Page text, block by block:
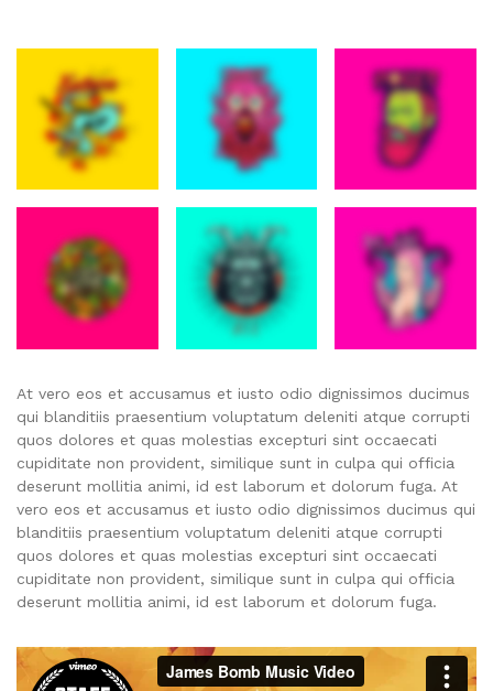
At vero eos et accusamus et iusto odio dignissimos ducimus
qui blanditiis praesentium voluptatum deleniti atque corrupti
quos dolores et quas molestias excepturi sint occaecati
cupiditate non provident, similique sunt in culpa qui officia
deserunt mollitia animi, id est laborum et dolorum fuga. At
vero eos et accusamus et iusto odio dignissimos ducimus qui
blanditiis praesentium voluptatum deleniti atque corrupti
quos dolores et quas molestias excepturi sint occaecati
cupiditate non provident, similique sunt in culpa qui officia
deserunt mollitia animi, id est laborum et dolorum fuga.